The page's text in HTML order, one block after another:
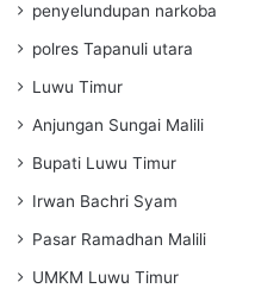
penyelundupan narkoba
polres Tapanuli utara
Luwu Timur
Anjungan Sungai Malili
Bupati Luwu Timur
Irwan Bachri Syam
Pasar Ramadhan Malili
UMKM Luwu Timur